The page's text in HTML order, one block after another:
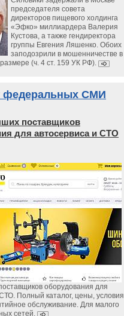
председателя совета
директоров пищевого холдинга
«Эфко» миллиардера Валерия
Кустова, а также гендиректора
группы Евгения Ляшенко. Обоих
заподозрили в мошенничестве в
(ч. 4 ст. 159 УК РФ).
федеральных СМИ
поставщиков
для автосервиса и СТО
оборудования для
Полный каталог, цены, условия
обслуживание. Для малого
сетей.